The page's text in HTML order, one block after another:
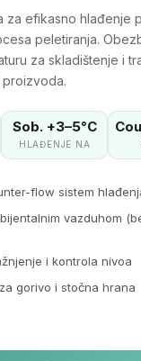
za efikasno hlađenje
peletiranja.
za skladištenje i
Sob. +3–5°C
HLAĐENJE NA
flow sistem
vazduhom
i kontrola nivoa
gorivo i stočna hrana